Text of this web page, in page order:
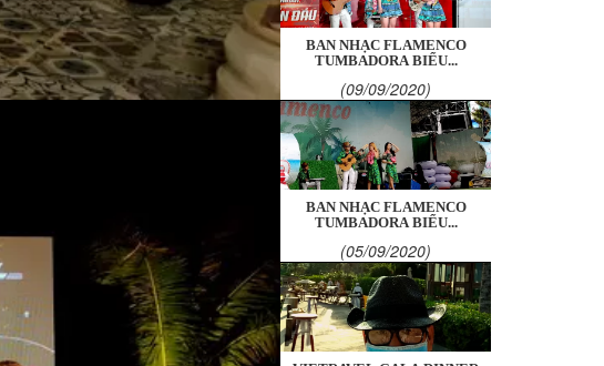
BAN NHẠC FLAMENCO
TUMBADORA BIỂU...
(09/09/2020)
BAN NHẠC FLAMENCO
TUMBADORA BIỂU...
(05/09/2020)